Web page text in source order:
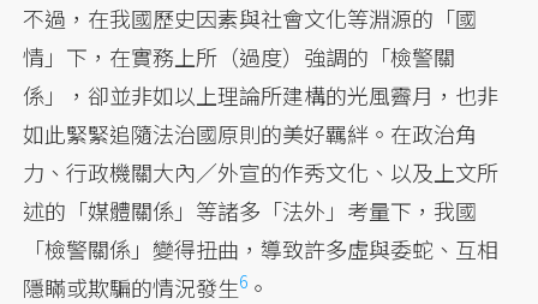
不過，在我國歷史因素與社會文化等淵源的「國
情」下，在實務上所（過度）強調的「檢警關
係」，卻並非如以上理論所建構的光風霽月，也非
如此緊緊追隨法治國原則的美好羈絆。在政治角
力、行政機關大內／外宣的作秀文化、以及上文所
述的「媒體關係」等諸多「法外」考量下，我國
「檢警關係」變得扭曲，導致許多虛與委蛇、互相
隱瞞或欺騙的情況發生6 。